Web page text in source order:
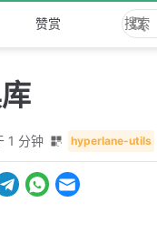
赞赏
1 分钟 hyperlane-utils